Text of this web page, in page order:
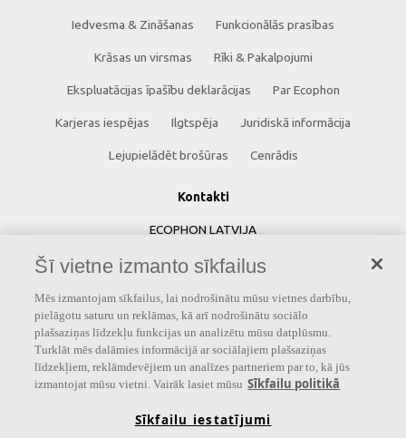
Iedvesma & Zināšanas Funkcionālās prasības
Krāsas un virsmas Rīki & Pakalpojumi
Ekspluatācijas īpašību deklarācijas Par Ecophon
Karjeras iespējas Ilgtspēja Juridiskā informācija
Lejupielādēt brošūras Cenrādis
Kontakti
ECOPHON LATVIJA
Saint-Gobain Celtniecības Produkti SIA
Rīga, LV-1067
Latvija
Tālrunis: +371 67500044
Šī vietne izmanto sīkfailus
Mēs izmantojam sīkfailus, lai nodrošinātu mūsu vietnes darbību,
pielāgotu saturu un reklāmas, kā arī nodrošinātu sociālo
plašsaziņas līdzekļu funkcijas un analizētu mūsu datplūsmu.
Turklāt mēs dalāmies informācijā ar sociālajiem plašsaziņas
līdzekļiem, reklāmdevējiem un analīzes partneriem par to, kā jūs
izmantojat mūsu vietni. Vairāk lasiet mūsu Sīkfailu politikā
Sīkfailu iestatījumi